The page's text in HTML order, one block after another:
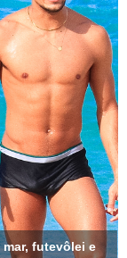
futevôlei e